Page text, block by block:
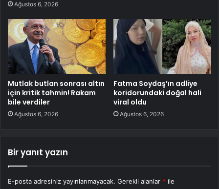
Ağustos 6, 2026
Mutlak butlan sonrası altın
için kritik tahmin! Rakam
bile verdiler
Ağustos 6, 2026
Fatma Soydaş’ın adliye
koridorundaki doğal hali
viral oldu
Ağustos 6, 2026
Bir yanıt yazın
E-posta adresiniz yayınlanmayacak. Gerekli alanlar * ile